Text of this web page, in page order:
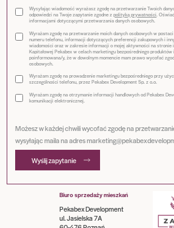
Biuro sprzedaży mieszkań
Pekabex Development
ul. Jasielska 7A
Wysyłając wiadomość wyrażasz zgodę na przetwarzanie Twoich
odpowiedzi na Twoje zapytanie zgodne zpolityką prywatności.
informacjami dotyczącymi przetwarzania danych osobowych.
Wyrażam zgodę na przetwarzanie moich danych osobowych w
numeru telefonu, informacji dotyczących preferencji zakupowych i
wiadomości oraz w zakresie informacji o mojej aktywności na stronie
Kapitałowej Pekabex w celach marketingu bezpośredniego produktów
poinformowana/y, że w dowolnym momencie mam prawo wycofać
osobowych.
Wyrażam zgodę na prowadzenie marketingu bezpośredniego przy
szczególności telefonu, przez Pekabex Development Sp. z o.o.
Wyrażam zgodę na otrzymanie informacji handlowych od Pekabex
komunikacji elektronicznej.
Możesz w każdej chwili wycofać zgodę na
wysyłając maila na adres
Wyślij zapytanie